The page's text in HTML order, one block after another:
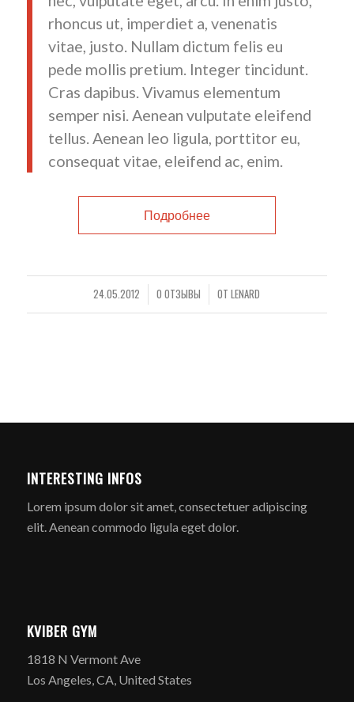
rhoncus ut, imperdiet a, venenatis
vitae, justo. Nullam dictum felis eu
pede mollis pretium. Integer tincidunt.
Cras dapibus. Vivamus elementum
semper nisi. Aenean vulputate eleifend
tellus. Aenean leo ligula, porttitor eu,
consequat vitae, eleifend ac, enim.
Подробнее
24.05.2012
/ 0 ОТЗЫВЫ
/ ОТLENARD
INTERESTING INFOS
Lorem ipsum dolor sit amet, consectetuer adipiscing
elit. Aenean commodo ligula eget dolor.
KVIBER GYM
1818 N Vermont Ave
Los Angeles, CA, United States